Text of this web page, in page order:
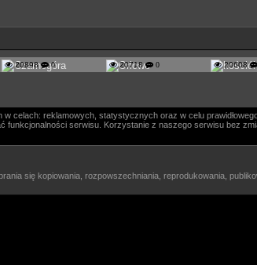
20898 0 20718 0 20608
celach: reklamowych, statystycznych oraz w celu
funkcjonalności serwisu. Korzystanie z naszego serwisu bez
się kopiowania, rozpowszechniania, reprodukowania,